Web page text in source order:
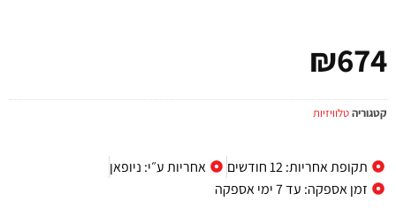
₪674
קטגוריהטלוויזיות
תקופת אחריות: 12 חודשים
אחריות ע״י: ניופאן
זמן אספקה: עד 7 ימי אספקה